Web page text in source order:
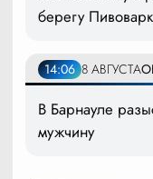
берегу
14:06 8 АВГУСТА
В Барнауле
мужчину